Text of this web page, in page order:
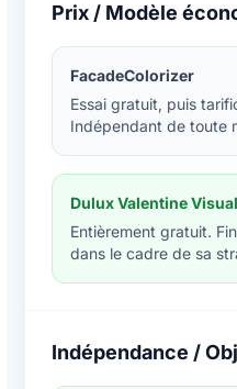
Prix / Modèle
FacadeColorizer
Essai gratuit, puis
Indépendant de toute
Dulux Valentine
Entièrement gratuit.
dans le cadre de sa
Indépendance /